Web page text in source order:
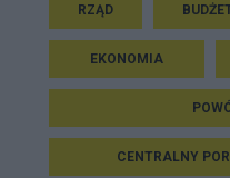
RZĄD
EKONOMIA
CENTRALNY